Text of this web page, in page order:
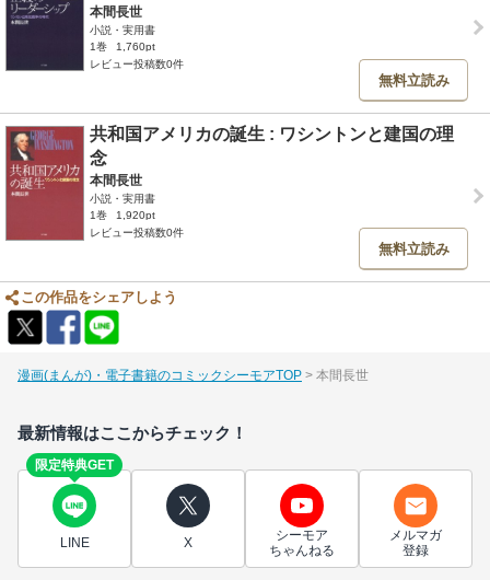
本間長世
小説・実用書
1巻
1,760pt
レビュー投稿数0件
無料立読み
共和国アメリカの誕生 : ワシントンと建国の理
念
本間長世
小説・実用書
1巻
1,920pt
レビュー投稿数0件
無料立読み
この作品をシェアしよう
漫画(まんが)・電子書籍のコミックシーモアTOP 本間長世
最新情報はここからチェック！
限定特典GET
LINE X
シーモア
ちゃんねる
メルマガ
登録